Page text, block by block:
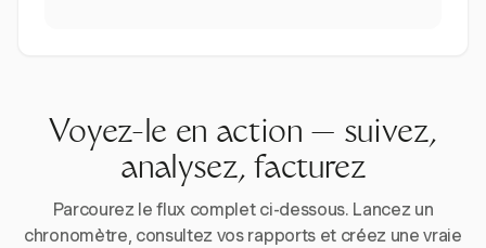
Voyez-le en action — suivez,
analysez, facturez
Parcourez le flux complet ci-dessous. Lancez un
chronomètre, consultez vos rapports et créez une vraie